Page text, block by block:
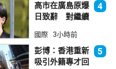
高市在廣島原爆
日致辭 對繼續
含糊其辭
4
國際 3小時前
彭博：香港重新
吸引外籍專才回
5